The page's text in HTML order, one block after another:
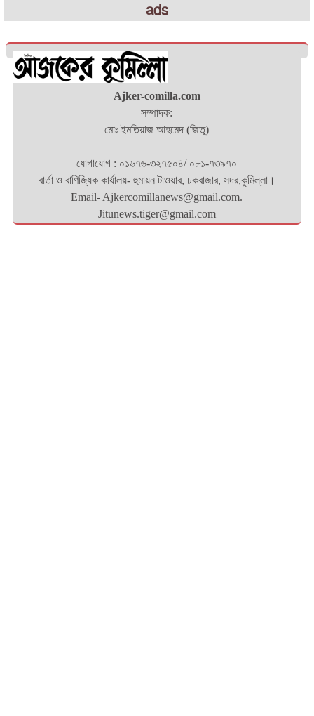
ads
Ajker-comilla.com
সম্পাদক:
মোঃ ইমতিয়াজ আহমেদ (জিতু)
যোগাযোগ : ০১৬৭৬-৩২৭৫০৪/ ০৮১-৭৩৯৭০
বার্তা ও বাণিজ্যিক কার্যালয়- হুমায়ন টাওয়ার, চকবাজার, সদর,কুমিল্লা।
Email- Ajkercomillanews@gmail.com.
Jitunews.tiger@gmail.com